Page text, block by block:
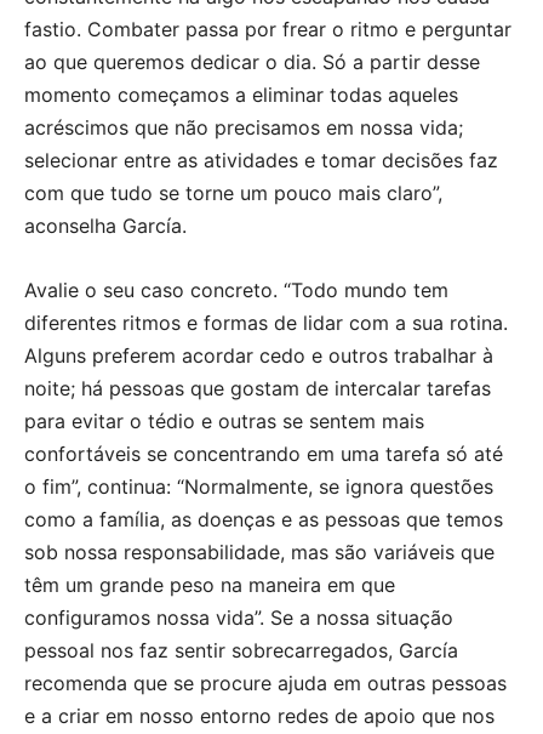
fastio. Combater passa por frear o ritmo e perguntar
ao que queremos dedicar o dia. Só a partir desse
momento começamos a eliminar todas aqueles
acréscimos que não precisamos em nossa vida;
selecionar entre as atividades e tomar decisões faz
com que tudo se torne um pouco mais claro”,
aconselha García.
Avalie o seu caso concreto. “Todo mundo tem
diferentes ritmos e formas de lidar com a sua rotina.
Alguns preferem acordar cedo e outros trabalhar à
noite; há pessoas que gostam de intercalar tarefas
para evitar o tédio e outras se sentem mais
confortáveis se concentrando em uma tarefa só até
o fim”, continua: “Normalmente, se ignora questões
como a família, as doenças e as pessoas que temos
sob nossa responsabilidade, mas são variáveis que
têm um grande peso na maneira em que
configuramos nossa vida”. Se a nossa situação
pessoal nos faz sentir sobrecarregados, García
recomenda que se procure ajuda em outras pessoas
e a criar em nosso entorno redes de apoio que nos